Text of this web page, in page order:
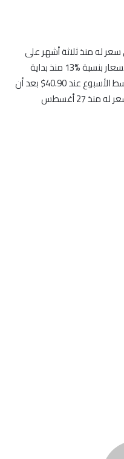
سعر له منذ ثلاثة أشهر على
خلفية الوفرة المستمرة التي خفضت الأسعار بنسبة %13 منذ بداية
نوفمبر. وأغلق خام غرب تكساس المتوسط الأسبوع عند 40.90$ بعد أن